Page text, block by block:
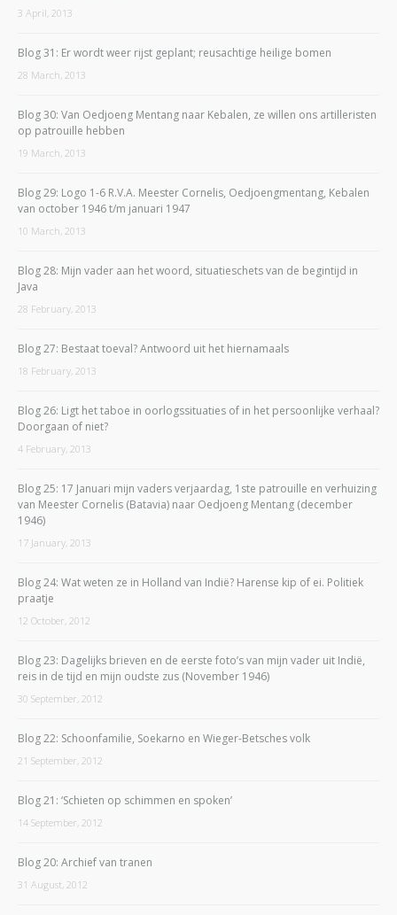
3 April, 2013
Blog 31: Er wordt weer rijst geplant; reusachtige heilige bomen
28 March, 2013
Blog 30: Van Oedjoeng Mentang naar Kebalen, ze willen ons artilleristen
op patrouille hebben
19 March, 2013
Blog 29: Logo 1-6 R.V.A. Meester Cornelis, Oedjoengmentang, Kebalen
van october 1946 t/m januari 1947
10 March, 2013
Blog 28: Mijn vader aan het woord, situatieschets van de begintijd in
Java
28 February, 2013
Blog 27: Bestaat toeval? Antwoord uit het hiernamaals
18 February, 2013
Blog 26: Ligt het taboe in oorlogssituaties of in het persoonlijke verhaal?
Doorgaan of niet?
4 February, 2013
Blog 25: 17 Januari mijn vaders verjaardag, 1ste patrouille en verhuizing
van Meester Cornelis (Batavia) naar Oedjoeng Mentang (december
1946)
17 January, 2013
Blog 24: Wat weten ze in Holland van Indië? Harense kip of ei. Politiek
praatje
12 October, 2012
Blog 23: Dagelijks brieven en de eerste foto’s van mijn vader uit Indië,
reis in de tijd en mijn oudste zus (November 1946)
30 September, 2012
Blog 22: Schoonfamilie, Soekarno en Wieger-Betsches volk
21 September, 2012
Blog 21: ‘Schieten op schimmen en spoken’
14 September, 2012
Blog 20: Archief van tranen
31 August, 2012